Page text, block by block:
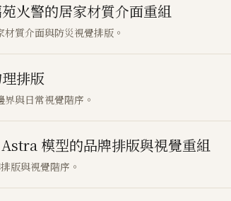
火警的居家材質介面重組
質介面與防災視覺排版。
排版
與日常視覺階序。
模型的品牌排版與視覺重組
版與視覺階序。